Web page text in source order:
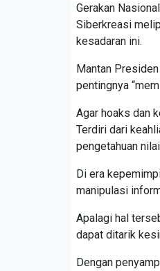
Gerakan
Siberkreasi
kesadaran ini.
Mantan
pentingnya
Agar hoaks dan
Terdiri dari
pengetahuan
Di era
manipulasi
Apalagi hal
dapat ditarik
Dengan